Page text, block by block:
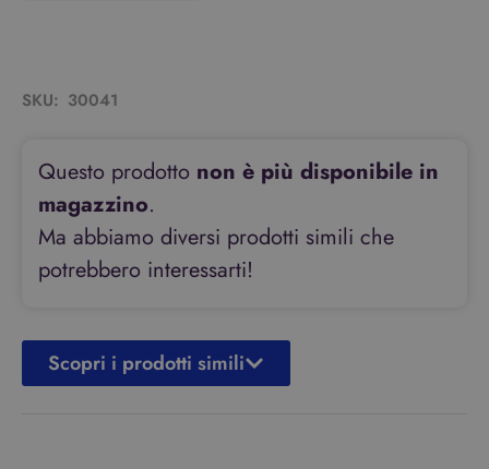
SKU: 30041
Questo prodotto non è più disponibile in
magazzino.
Ma abbiamo diversi prodotti simili che
potrebbero interessarti!
Scopri i prodotti simili